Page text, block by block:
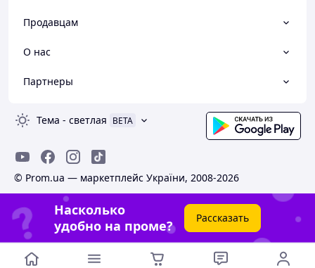
Продавцам
О нас
Партнеры
Тема - светлая BETA
© Prom.ua — маркетплейс України, 2008-2026
Насколько
удобно на проме?
Рассказать